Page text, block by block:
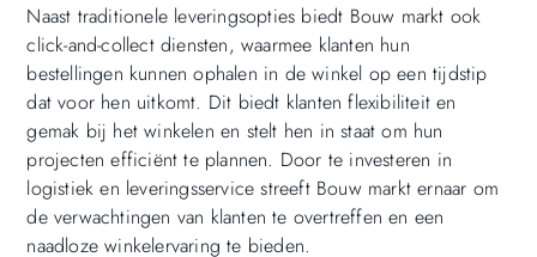
Naast traditionele leveringsopties biedt Bouw markt ook
click-and-collect diensten, waarmee klanten hun
bestellingen kunnen ophalen in de winkel op een tijdstip
dat voor hen uitkomt. Dit biedt klanten flexibiliteit en
gemak bij het winkelen en stelt hen in staat om hun
projecten efficiënt te plannen. Door te investeren in
logistiek en leveringsservice streeft Bouw markt ernaar om
de verwachtingen van klanten te overtreffen en een
naadloze winkelervaring te bieden.